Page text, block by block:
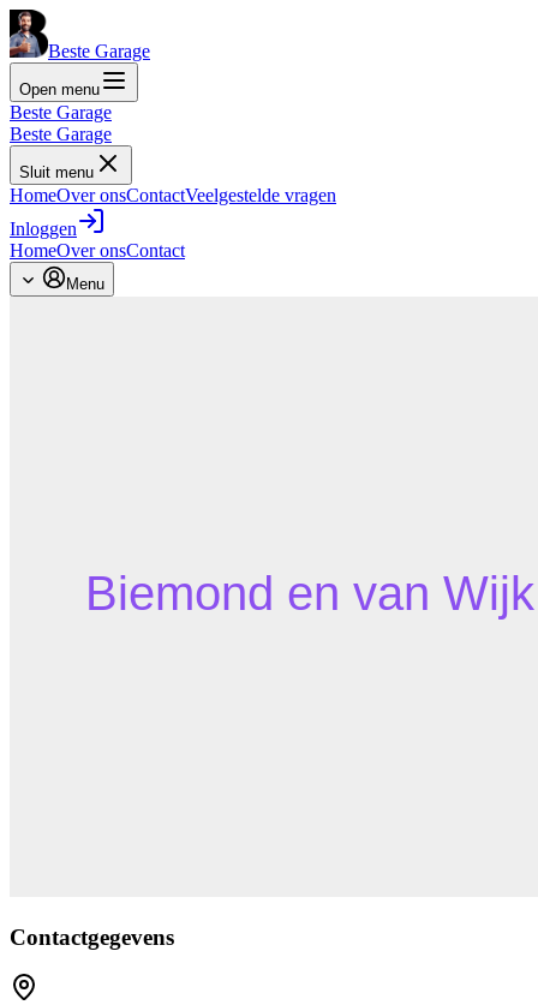
Beste Garage
Open menu
Beste Garage
Beste Garage
Sluit menu
HomeOver onsContactVeelgestelde vragen
Inloggen
HomeOver onsContact
Menu
Contactgegevens